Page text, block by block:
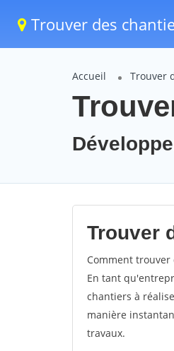
Trouver des
Accueil Trouver
Trouver
Comment trouver
En tant
chantiers à
manière
travaux.